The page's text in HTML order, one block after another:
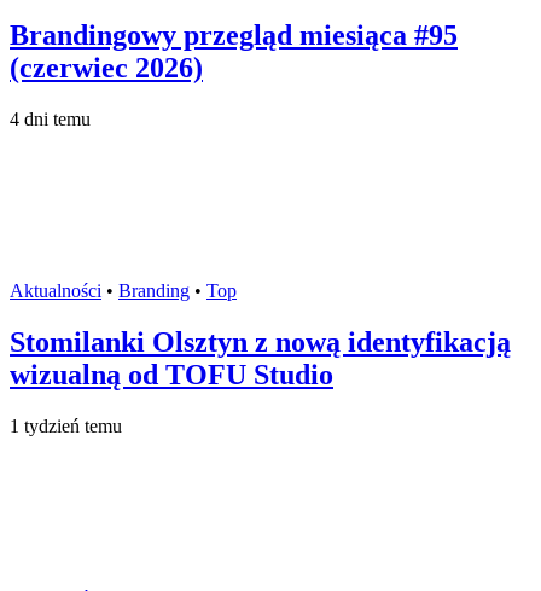
Brandingowy przegląd miesiąca #95
(czerwiec 2026)
4 dni temu
Aktualności • Branding • Top
Stomilanki Olsztyn z nową identyfikacją
wizualną od TOFU Studio
1 tydzień temu